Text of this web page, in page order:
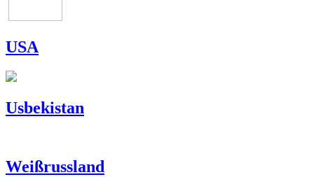
USA
Usbekistan
Weißrussland